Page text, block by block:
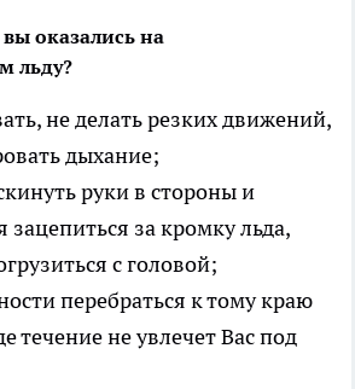
оказались на
льду?
не делать резких движений,
дыхание;
руки в стороны и
зацепиться за кромку льда,
с головой;
перебраться к тому краю
течение не увлечет Вас под